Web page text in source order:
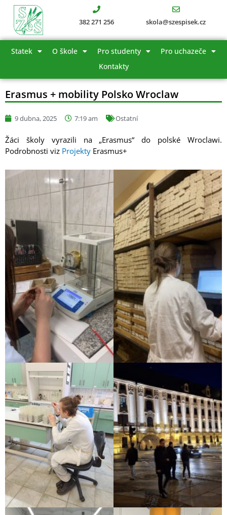
Přeskočit
obsah
382 271 256 skola@szespisek.cz
Statek O škole Pro studenty
Pro uchazeče
Kontakty
Erasmus + mobility Polsko Wroclaw
9 dubna, 2025 7:19 am Ostatní
Žáci školy vyrazili na „Erasmus“ do polské Wroclawi.
Podrobnosti viz Projekty Erasmus+